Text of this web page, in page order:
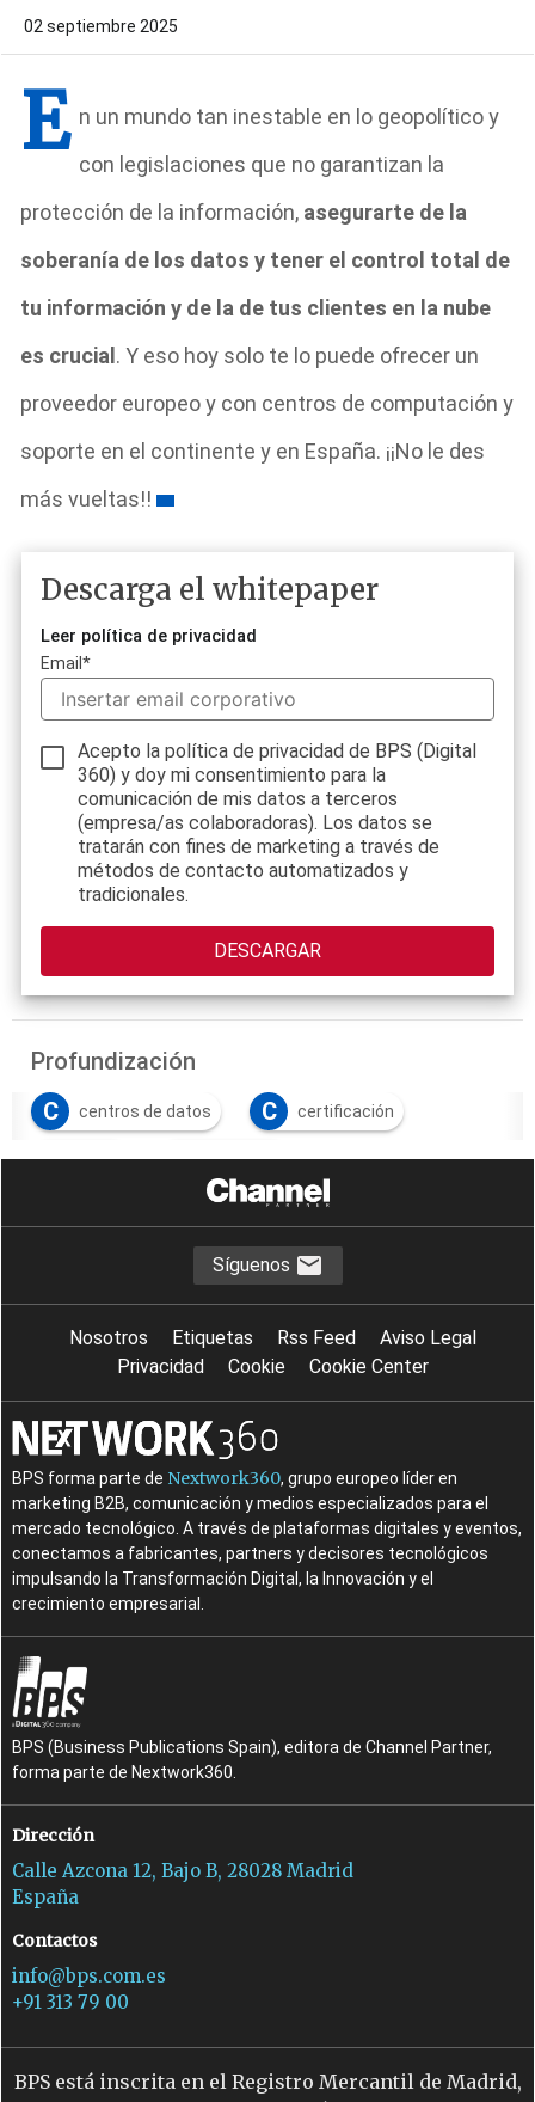
02 septiembre 2025
E n un mundo tan inestable en lo geopolítico y
con legislaciones que no garantizan la
protección de la información, asegurarte de la
soberanía de los datos y tener el control total de
tu información y de la de tus clientes en la nube
es crucial. Y eso hoy solo te lo puede ofrecer un
proveedor europeo y con centros de computación y
soporte en el continente y en España. ¡¡No le des
más vueltas!!
Descarga el whitepaper
Leer política de privacidad
Email*
Acepto la política de privacidad de BPS (Digital
360) y doy mi consentimiento para la
comunicación de mis datos a terceros
(empresa/as colaboradoras). Los datos se
tratarán con fines de marketing a través de
métodos de contacto automatizados y
tradicionales.
Profundización
C
centros de datos C certificación
C cloud C Cloud Act
D data
D descuentos
D Donald Trump E EEUU E Europa
Geopolítica G GPDR
G Guerra comercial H hiperescalares
I IaaS I IONOS
L legislación M N Nube
P P Privacidad
P protección de datos R rebates
R resiliencia R RGPD
S servicios cloud
S soberanía digital
U USA
Síguenos
Nosotros Etiquetas Rss Feed
Aviso Legal
Privacidad
Cookie Cookie Center
BPS forma parte de Nextwork360, grupo europeo líder en
marketing B2B, comunicación y medios especializados para el
mercado tecnológico. A través de plataformas digitales y eventos,
conectamos a fabricantes, partners y decisores tecnológicos
impulsando la Transformación Digital, la Innovación y el
crecimiento empresarial.
BPS (Business Publications Spain), editora de Channel Partner,
forma parte de Nextwork360.
Dirección
Calle Azcona 12, Bajo B, 28028 Madrid
España
Contactos
info@bps.com.es
+91 313 79 00
BPS está inscrita en el Registro Mercantil de Madrid,